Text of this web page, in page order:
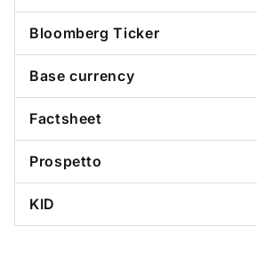
Bloomberg Ticker
Base currency
Factsheet
Prospetto
KID